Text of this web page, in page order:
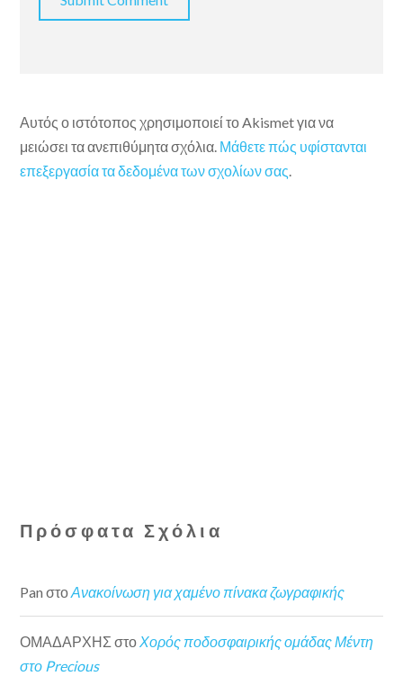
Αυτός ο ιστότοπος χρησιμοποιεί το Akismet για να
μειώσει τα ανεπιθύμητα σχόλια. Μάθετε πώς υφίστανται
επεξεργασία τα δεδομένα των σχολίων σας.
Πρόσφατα Σχόλια
Pan στοΑνακοίνωση για χαμένο πίνακα ζωγραφικής
ΟΜΑΔΑΡΧΗΣ στοΧορός ποδοσφαιρικής ομάδας Μέντη
στο Precious